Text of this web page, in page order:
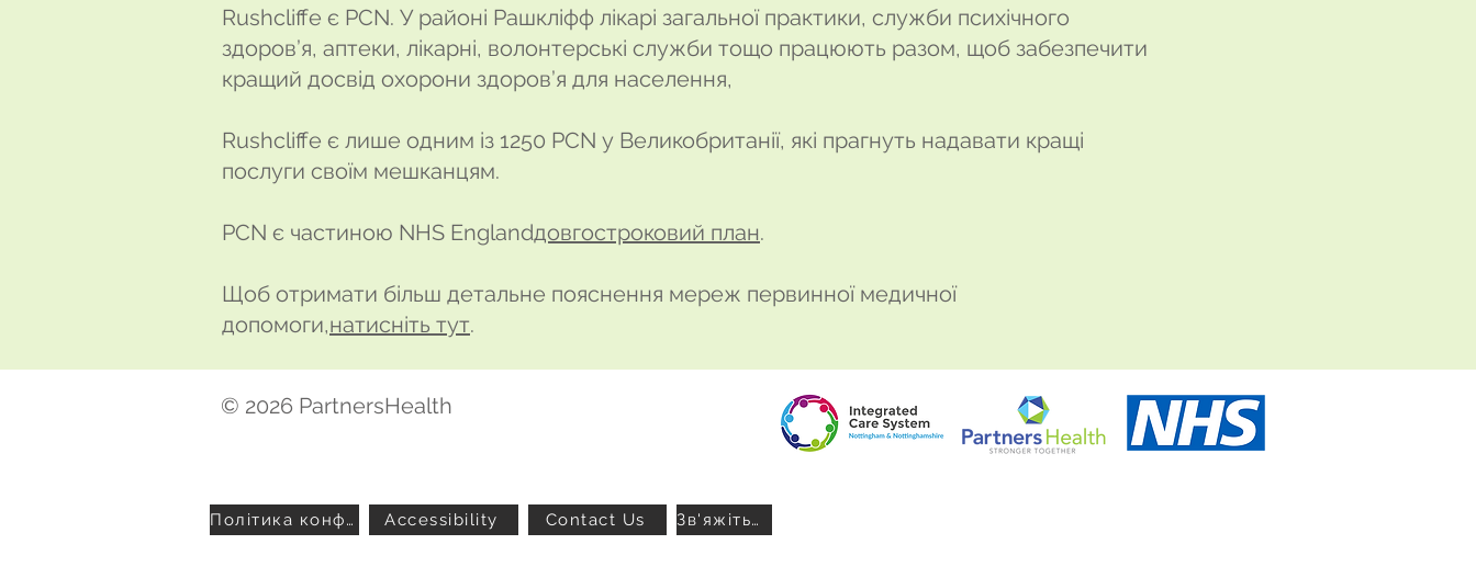
Rushcliffe є PCN. У районі Рашкліфф лікарі загальної практики, служби психічного
здоров’я, аптеки, лікарні, волонтерські служби тощо працюють разом, щоб забезпечити
кращий досвід охорони здоров’я для населення,
Rushcliffe є лише одним із 1250 PCN у Великобританії, які прагнуть надавати кращі
послуги своїм мешканцям.
PCN є частиною NHS Englandдовгостроковий план.
Щоб отримати більш детальне пояснення мереж первинної медичної
допомоги,натисніть тут.
© 2026 PartnersHealth
Політика конфіденційності Accessibility Contact Us Зв'яжіться з нами